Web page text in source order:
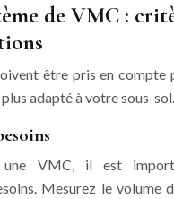
de VMC :
être pris en compte
adapté à votre sous-sol.
VMC, il est
Mesurez le volume